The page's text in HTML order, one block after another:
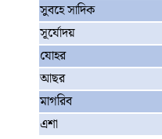
সুবহে সাদিক
সূর্যোদয়
যোহর
আছর
মাগরিব
এশা